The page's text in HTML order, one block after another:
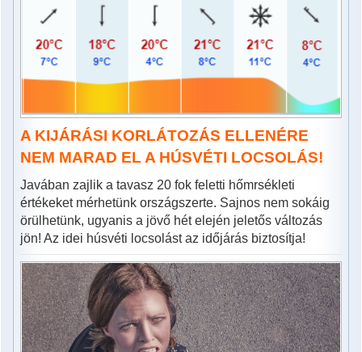
A KIJÁRÁSI KORLÁTOZÁS ELLENÉRE
NEM MARAD EL A HÚSVÉTI LOCSOLÁS!
Javában zajlik a tavasz 20 fok feletti hőmrsékleti
értékeket mérhetünk országszerte. Sajnos nem sokáig
örülhetünk, ugyanis a jövő hét elején jeletős változás
jön! Az idei húsvéti locsolást az időjárás biztosítja!